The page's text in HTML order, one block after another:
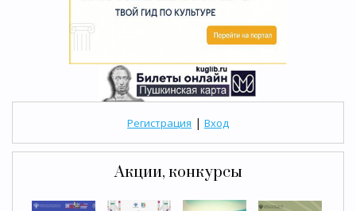
Регистрация | Вход
Акции, конкурсы